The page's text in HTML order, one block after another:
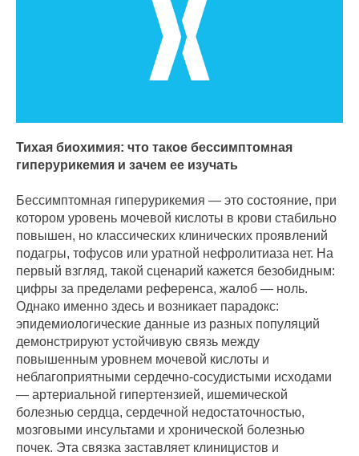
Тихая биохимия: что такое бессимптомная
гиперурикемия и зачем ее изучать
Бессимптомная гиперурикемия — это состояние, при
котором уровень мочевой кислоты в крови стабильно
повышен, но классических клинических проявлений
подагры, тофусов или уратной нефролитиаза нет. На
первый взгляд, такой сценарий кажется безобидным:
цифры за пределами референса, жалоб — ноль.
Однако именно здесь и возникает парадокс:
эпидемиологические данные из разных популяций
демонстрируют устойчивую связь между
повышенным уровнем мочевой кислоты и
неблагоприятными сердечно-сосудистыми исходами
— артериальной гипертензией, ишемической
болезнью сердца, сердечной недостаточностью,
мозговыми инсультами и хронической болезнью
почек. Эта связка заставляет клиницистов и